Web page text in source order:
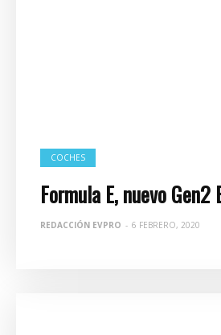
COCHES
Formula E, nuevo Gen2
REDACCIÓN EVPRO - 6 FEBRERO, 2020